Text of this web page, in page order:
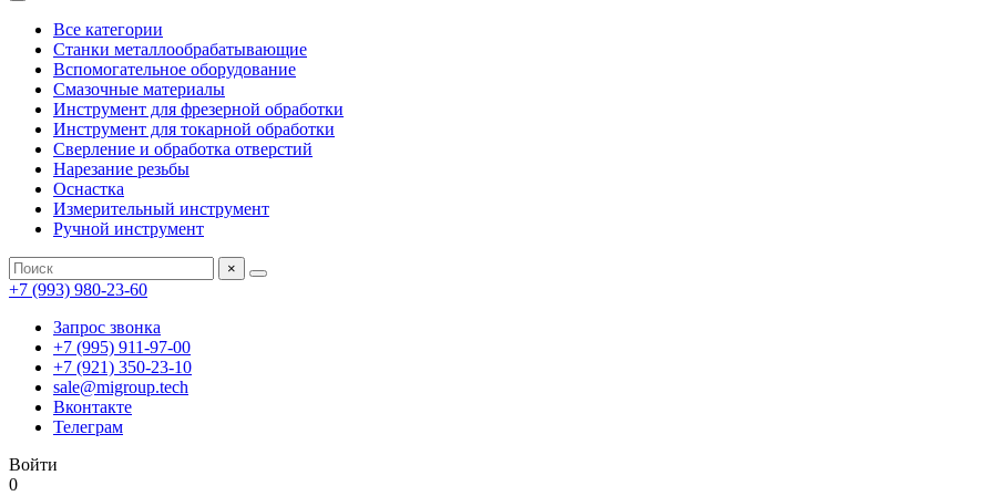
Все категории
Станки металлообрабатывающие
Вспомогательное оборудование
Смазочные материалы
Инструмент для фрезерной обработки
Инструмент для токарной обработки
Сверление и обработка отверстий
Нарезание резьбы
Оснастка
Измерительный инструмент
Ручной инструмент
×
+7 (993) 980-23-60
Запрос звонка
+7 (995) 911-97-00
+7 (921) 350-23-10
sale@migroup.tech
Вконтакте
Телеграм
Войти
0